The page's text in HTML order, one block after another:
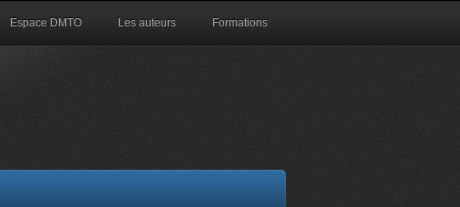
Espace DMTO Les auteurs Formations